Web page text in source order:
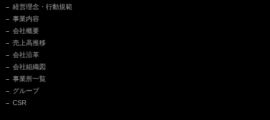
経営理念・行動規範
事業内容
会社概要
売上高推移
会社沿革
会社組織図
事業所一覧
グループ
CSR